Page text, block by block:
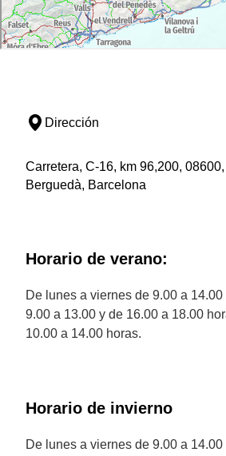
Dirección
Carretera, C-16, km 96,200,
Berguedà, Barcelona
Horario de verano:
De lunes a viernes de 9.00 a
9.00 a 13.00 y de 16.00 a 18.00
10.00 a 14.00 horas.
Horario de invierno
De lunes a viernes de 9.00 a